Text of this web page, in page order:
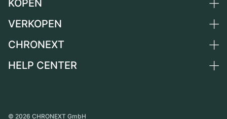
Zwitserland
Frankrijk
KOPEN
Alle luxe horloges
Independent Brands
VERKOPEN
Horloge verkopen
CHRONEXT
Over ons
HELP CENTER
Horloge persoonlijk afhalen
© 2026 CHRONEXT GmbH